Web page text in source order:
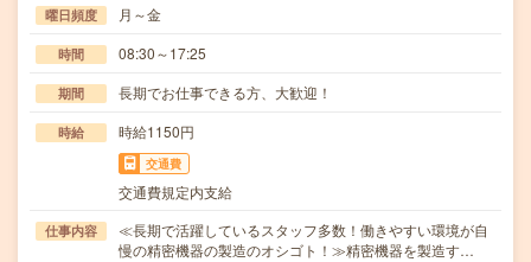
曜日頻度 月～金
時間 08:30～17:25
期間 長期でお仕事できる方、大歓迎！
時給 時給1150円
交通費
交通費規定内支給
仕事内容
≪長期で活躍しているスタッフ多数！働きやすい環境が自
慢の精密機器の製造のオシゴト！≫精密機器を製造す…